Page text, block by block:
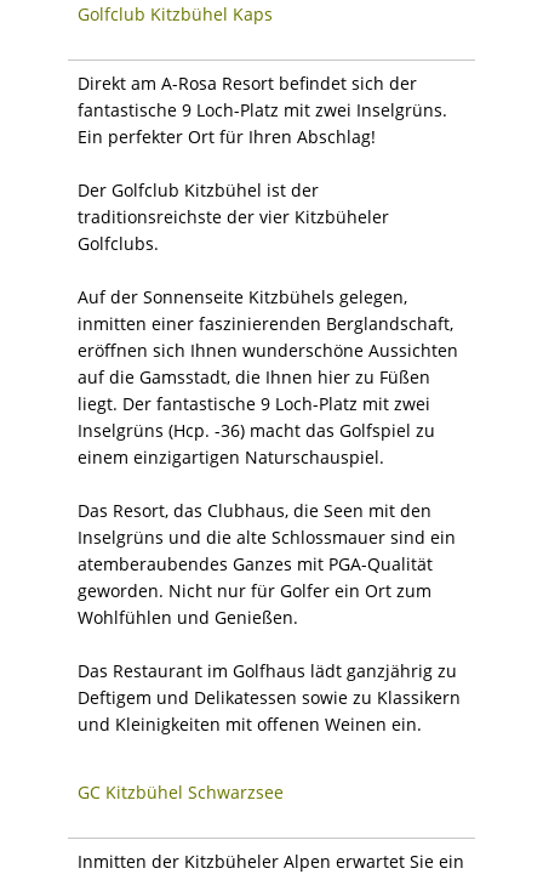
Golfclub Kitzbühel Kaps
Direkt am A-Rosa Resort befindet sich der
fantastische 9 Loch-Platz mit zwei Inselgrüns.
Ein perfekter Ort für Ihren Abschlag!
Der Golfclub Kitzbühel ist der
traditionsreichste der vier Kitzbüheler
Golfclubs.
Auf der Sonnenseite Kitzbühels gelegen,
inmitten einer faszinierenden Berglandschaft,
eröffnen sich Ihnen wunderschöne Aussichten
auf die Gamsstadt, die Ihnen hier zu Füßen
liegt. Der fantastische 9 Loch-Platz mit zwei
Inselgrüns (Hcp. -36) macht das Golfspiel zu
einem einzigartigen Naturschauspiel.
Das Resort, das Clubhaus, die Seen mit den
Inselgrüns und die alte Schlossmauer sind ein
atemberaubendes Ganzes mit PGA-Qualität
geworden. Nicht nur für Golfer ein Ort zum
Wohlfühlen und Genießen.
Das Restaurant im Golfhaus lädt ganzjährig zu
Deftigem und Delikatessen sowie zu Klassikern
und Kleinigkeiten mit offenen Weinen ein.
GC Kitzbühel Schwarzsee
Inmitten der Kitzbüheler Alpen erwartet Sie ein